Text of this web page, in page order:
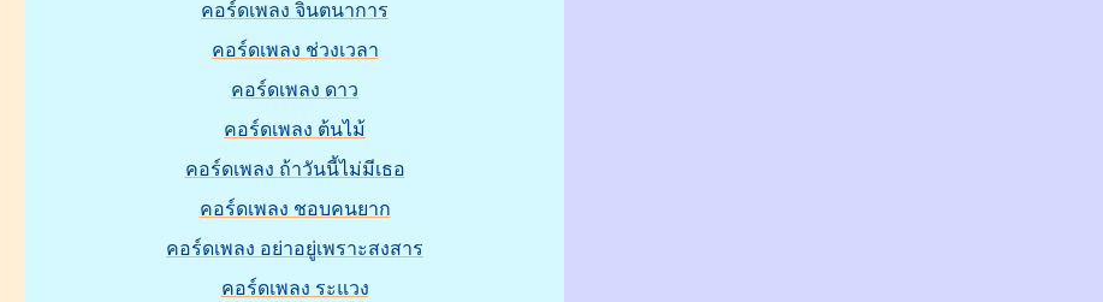
คอร์ดเพลง จินตนาการ
คอร์ดเพลง ช่วงเวลา
คอร์ดเพลง ดาว
คอร์ดเพลง ต้นไม้
คอร์ดเพลง ถ้าวันนี้ไม่มีเธอ
คอร์ดเพลง ชอบคนยาก
คอร์ดเพลง อย่าอยู่เพราะสงสาร
คอร์ดเพลง ระแวง